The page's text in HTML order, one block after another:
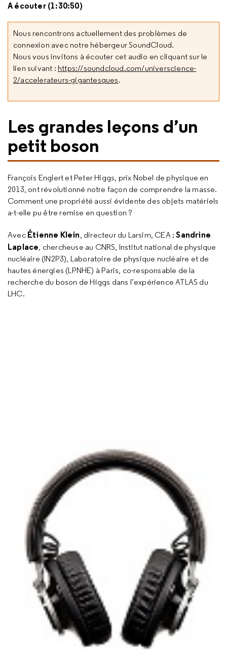
A écouter (1:30:50)
Nous rencontrons actuellement des problèmes de
connexion avec notre hébergeur SoundCloud.
Nous vous invitons à écouter cet audio en cliquant sur le
lien suivant : https://soundcloud.com/universcience-
2/accelerateurs-gigantesques.
Les grandes leçons d’un
petit boson
François Englert et Peter Higgs, prix Nobel de physique en
2013, ont révolutionné notre façon de comprendre la masse.
Comment une propriété aussi évidente des objets matériels
a-t-elle pu être remise en question ?
Avec Étienne Klein, directeur du Larsim, CEA ;Sandrine
Laplace, chercheuse au CNRS, Institut national de physique
nucléaire (IN2P3), Laboratoire de physique nucléaire et de
hautes énergies (LPNHE) à Paris, co-responsable de la
recherche du boson de Higgs dans l’expérience ATLAS du
LHC.